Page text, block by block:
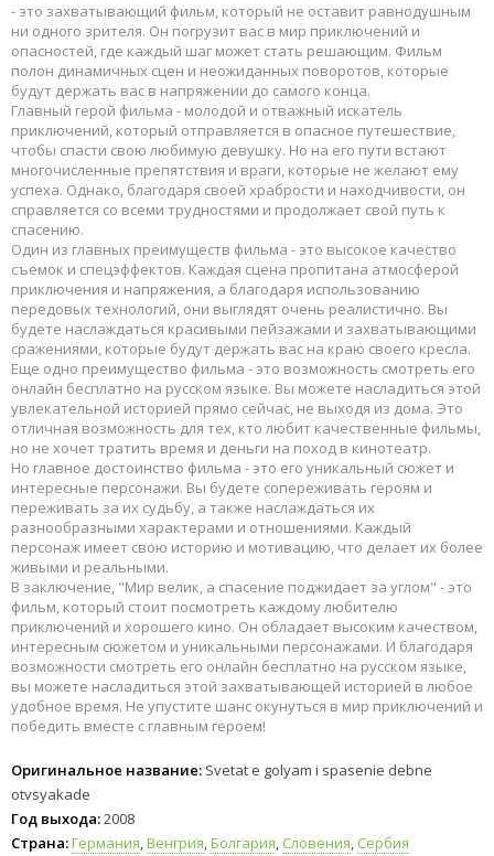
- это захватывающий фильм, который не оставит равнодушным
ни одного зрителя. Он погрузит вас в мир приключений и
опасностей, где каждый шаг может стать решающим. Фильм
полон динамичных сцен и неожиданных поворотов, которые
будут держать вас в напряжении до самого конца.
Главный герой фильма - молодой и отважный искатель
приключений, который отправляется в опасное путешествие,
чтобы спасти свою любимую девушку. Но на его пути встают
многочисленные препятствия и враги, которые не желают ему
успеха. Однако, благодаря своей храбрости и находчивости, он
справляется со всеми трудностями и продолжает свой путь к
спасению.
Один из главных преимуществ фильма - это высокое качество
съемок и спецэффектов. Каждая сцена пропитана атмосферой
приключения и напряжения, а благодаря использованию
передовых технологий, они выглядят очень реалистично. Вы
будете наслаждаться красивыми пейзажами и захватывающими
сражениями, которые будут держать вас на краю своего кресла.
Еще одно преимущество фильма - это возможность смотреть его
онлайн бесплатно на русском языке. Вы можете насладиться этой
увлекательной историей прямо сейчас, не выходя из дома. Это
отличная возможность для тех, кто любит качественные фильмы,
но не хочет тратить время и деньги на поход в кинотеатр.
Но главное достоинство фильма - это его уникальный сюжет и
интересные персонажи. Вы будете сопереживать героям и
переживать за их судьбу, а также наслаждаться их
разнообразными характерами и отношениями. Каждый
персонаж имеет свою историю и мотивацию, что делает их более
живыми и реальными.
В заключение, "Мир велик, а спасение поджидает за углом" - это
фильм, который стоит посмотреть каждому любителю
приключений и хорошего кино. Он обладает высоким качеством,
интересным сюжетом и уникальными персонажами. И благодаря
возможности смотреть его онлайн бесплатно на русском языке,
вы можете насладиться этой захватывающей историей в любое
удобное время. Не упустите шанс окунуться в мир приключений и
победить вместе с главным героем!
Оригинальное название: Svetat e golyam i spasenie debne
otvsyakade
Год выхода:2008
Страна:Германия,Венгрия,Болгария, Словения, Сербия